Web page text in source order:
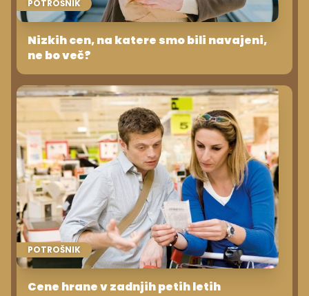
POTROŠNIK
Nizkih cen, na katere smo bili navajeni,
ne bo več?
POTROŠNIK
Cene hrane v zadnjih petih letih